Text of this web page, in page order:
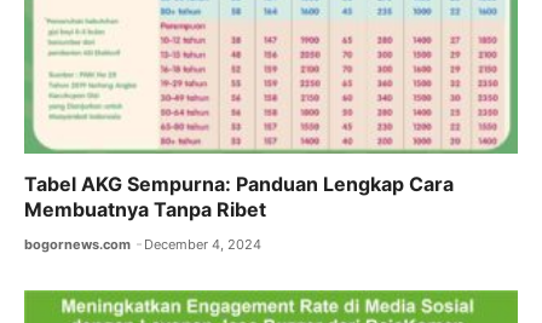
Tabel AKG Sempurna: Panduan Lengkap Cara
Membuatnya Tanpa Ribet
bogornews.com December 4, 2024